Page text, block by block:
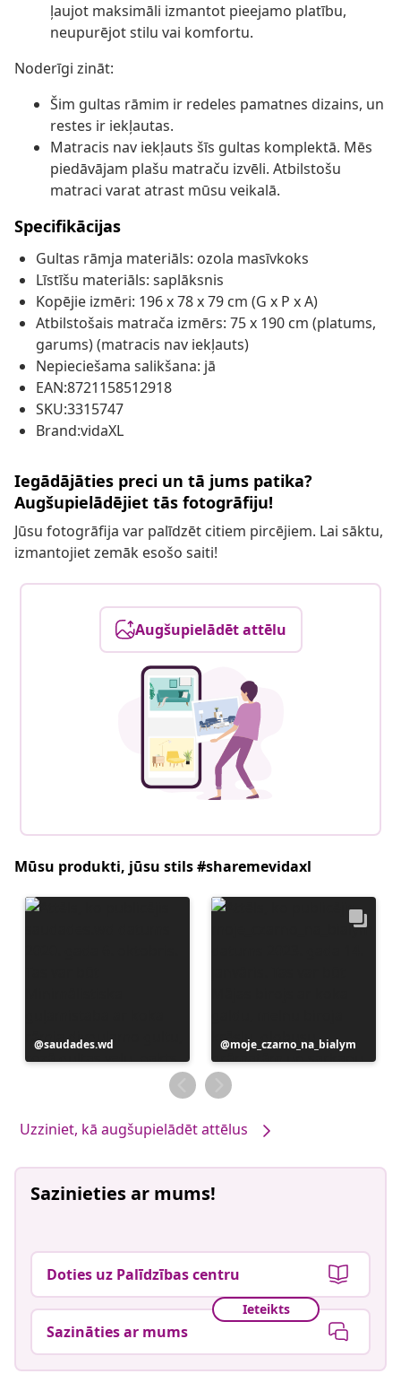
ļaujot maksimāli izmantot pieejamo platību,
neupurējot stilu vai komfortu.
Noderīgi zināt:
Šim gultas rāmim ir redeles pamatnes dizains, un
restes ir iekļautas.
Matracis nav iekļauts šīs gultas komplektā. Mēs
piedāvājam plašu matraču izvēli. Atbilstošu
matraci varat atrast mūsu veikalā.
Specifikācijas
Gultas rāmja materiāls: ozola masīvkoks
Līstīšu materiāls: saplāksnis
Kopējie izmēri: 196 x 78 x 79 cm (G x P x A)
Atbilstošais matrača izmērs: 75 x 190 cm (platums,
garums) (matracis nav iekļauts)
Nepieciešama salikšana: jā
EAN:8721158512918
SKU:3315747
Brand:vidaXL
Iegādājāties preci un tā jums patika?
Augšupielādējiet tās fotogrāfiju!
Jūsu fotogrāfija var palīdzēt citiem pircējiem. Lai sāktu,
izmantojiet zemāk esošo saiti!
Augšupielādēt attēlu
Mūsu produkti, jūsu stils #sharemevidaxl
Ierakstu
publicējis
saudades.wd
Ierakstu
publicējis
moje_czarno_na_bialym
Uzziniet, kā augšupielādēt attēlus
Sazinieties ar mums!
Doties uz Palīdzības centru
Ieteikts
Sazināties ar mums